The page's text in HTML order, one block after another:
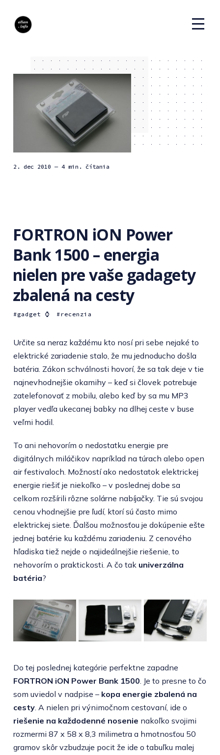
2. dec 2010 — 4 min. čítania
FORTRON iON Power
Bank 1500 – energia
nielen pre vaše gadagety
zbalená na cesty
gadget ⌚️ recenzia
Určite sa neraz každému kto nosí pri sebe nejaké to
elektrické zariadenie stalo, že mu jednoducho došla
batéria. Zákon schválnosti hovorí, že sa tak deje v tie
najnevhodnejšie okamihy – keď si človek potrebuje
zatelefonovať z mobilu, alebo keď by sa mu MP3
player vedľa ukecanej babky na dlhej ceste v buse
veľmi hodil.
To ani nehovorím o nedostatku energie pre
digitálnych miláčikov napríklad na túrach alebo open
air festivaloch. Možností ako nedostatok elektrickej
energie riešiť je niekoľko – v poslednej dobe sa
celkom rozšírili rôzne solárne nabíjačky. Tie sú svojou
cenou vhodnejšie pre ľudí, ktorí sú často mimo
elektrickej siete. Ďalšou možnosťou je dokúpenie ešte
jednej batérie ku každému zariadeniu. Z cenového
hľadiska tiež nejde o najideálnejšie riešenie, to
nehovorím o praktickosti. A čo tak univerzálna
batéria?
Do tej poslednej kategórie perfektne zapadne
FORTRON iON Power Bank 1500. Je to presne to čo
som uviedol v nadpise – kopa energie zbalená na
cesty. A nielen pri výnimočnom cestovaní, ide o
riešenie na každodenné nosenie nakoľko svojimi
rozmermi 87 x 58 x 8,3 milimetra a hmotnosťou 50
gramov skôr vzbudzuje pocit že ide o tabuľku malej